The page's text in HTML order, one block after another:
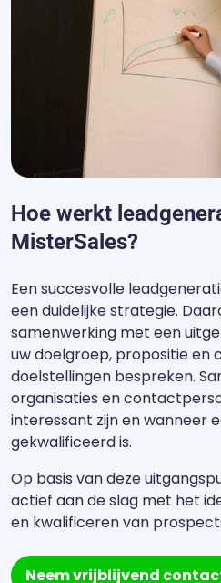
Hoe werkt
MisterSales?
Een succesvolle
een duidelijke strategie.
samenwerking met een
uw doelgroep, propositie en
doelstellingen bespreken.
organisaties en
interessant zijn en wanneer
gekwalificeerd is.
Op basis van deze
actief aan de slag met het
en kwalificeren van
Neem vrijblijvend